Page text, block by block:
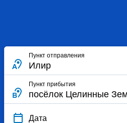
Пункт отправления
Пункт прибытия
Дата